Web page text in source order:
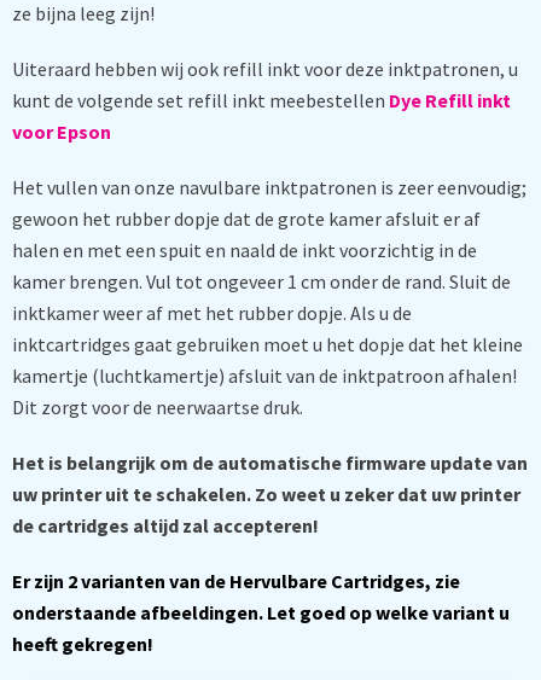
ze bijna leeg zijn!
Uiteraard hebben wij ook refill inkt voor deze inktpatronen, u
kunt de volgende set refill inkt meebestellen Dye Refill inkt
voor Epson
Het vullen van onze navulbare inktpatronen is zeer eenvoudig;
gewoon het rubber dopje dat de grote kamer afsluit er af
halen en met een spuit en naald de inkt voorzichtig in de
kamer brengen. Vul tot ongeveer 1 cm onder de rand. Sluit de
inktkamer weer af met het rubber dopje. Als u de
inktcartridges gaat gebruiken moet u het dopje dat het kleine
kamertje (luchtkamertje) afsluit van de inktpatroon afhalen!
Dit zorgt voor de neerwaartse druk.
Het is belangrijk om de automatische firmware update van
uw printer uit te schakelen. Zo weet u zeker dat uw printer
de cartridges altijd zal accepteren!
Er zijn 2 varianten van de Hervulbare Cartridges, zie
onderstaande afbeeldingen. Let goed op welke variant u
heeft gekregen!